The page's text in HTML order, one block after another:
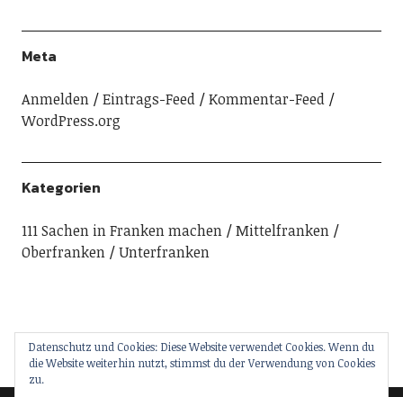
Meta
Anmelden Eintrags-Feed
Kommentar-Feed
WordPress.org
Kategorien
111 Sachen in Franken machen
Mittelfranken
Oberfranken
Unterfranken
Datenschutz und Cookies: Diese Website verwendet Cookies. Wenn du
die Website weiterhin nutzt, stimmst du der Verwendung von Cookies
zu.